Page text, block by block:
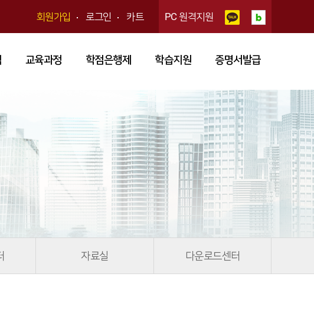
회원가입 로그인 카트 PC 원격지원
교육과정 학점은행제 학습지원 증명서발급
자료실 다운로드센터